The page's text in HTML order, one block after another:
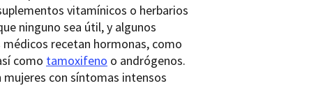
vitamínicos o herbarios
ninguno sea útil, y algunos
recetan hormonas, como
como tamoxifeno o andrógenos.
con síntomas intensos